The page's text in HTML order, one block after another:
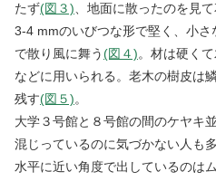
たず(図３) 、地面に散ったのを見
3-4 mmのいびつな形で堅く、小さ
で散り風に舞う(図４)。材は硬く
などに用いられる。老木の樹皮は
残す(図５)。
大学３号館と８号館の間のケヤキ
混じっているのに気づかない人も
水平に近い角度で出しているのは